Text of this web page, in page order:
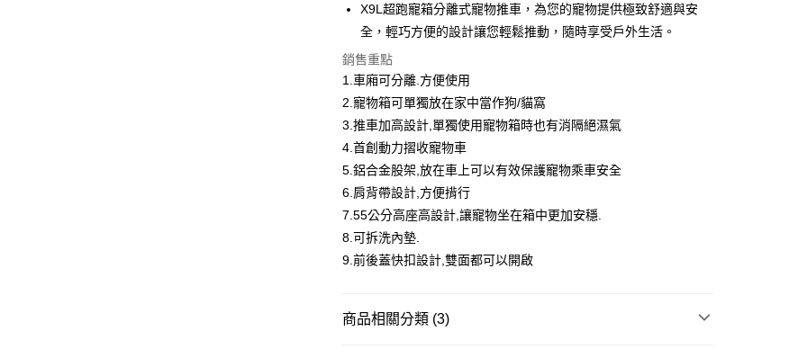
基本宅配
每筆NT$150，滿NT$1,000(含以上)免運費
國際配送運費
國家/地區配送
X9L超跑寵箱分離式寵物推車，為您的寵物提供極致舒適與安
全，輕巧方便的設計讓您輕鬆推動，隨時享受戶外生活。
銷售重點
1.車廂可分離.方便使用
2.寵物箱可單獨放在家中當作狗/貓窩
3.推車加高設計,單獨使用寵物箱時也有消隔絕濕氣
4.首創動力摺收寵物車
5.鋁合金股架,放在車上可以有效保護寵物乘車安全
6.肩背帶設計,方便揹行
7.55公分高座高設計,讓寵物坐在箱中更加安穩.
8.可拆洗內墊.
9.前後蓋快扣設計,雙面都可以開啟
商品相關分類 (3)